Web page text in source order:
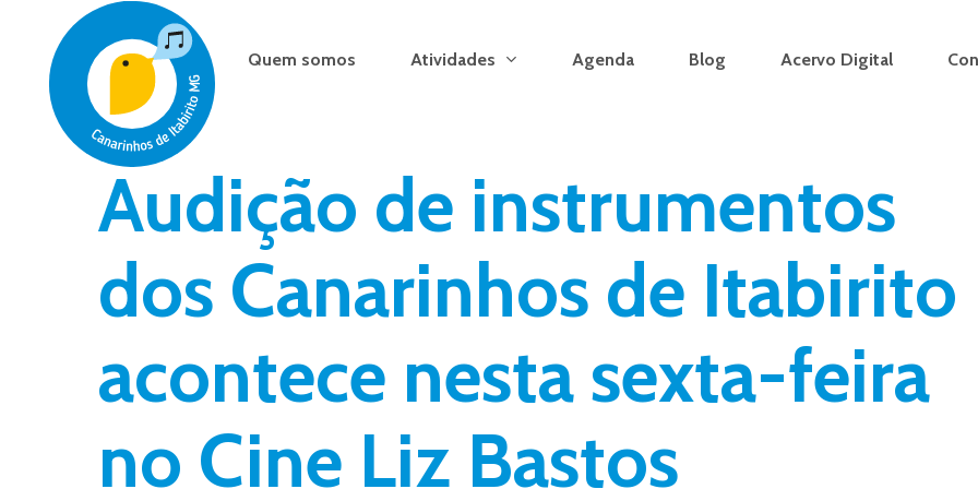
content
Quem somos Atividades Agenda Blog Acervo Digital
Audição de instrumentos
dos Canarinhos de Itabirito
acontece nesta sexta-feira
no Cine Liz Bastos